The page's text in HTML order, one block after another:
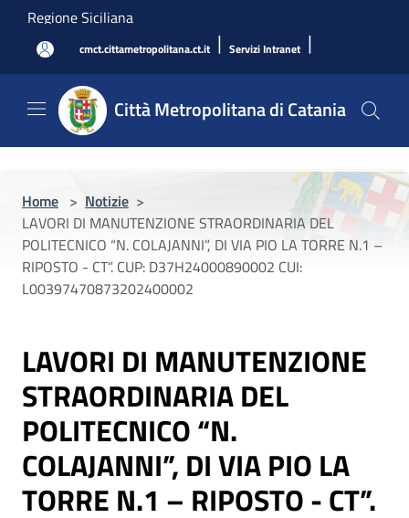
Salta al contenuto principale
Regione Siciliana
cmct.cittametropolitana.ct.it | Servizi Intranet |
Città Metropolitana di Catania
Home > Notizie >
LAVORI DI MANUTENZIONE STRAORDINARIA DEL
POLITECNICO “N. COLAJANNI”, DI VIA PIO LA TORRE N.1 –
RIPOSTO - CT”. CUP: D37H24000890002 CUI:
L00397470873202400002
LAVORI DI MANUTENZIONE
STRAORDINARIA DEL
POLITECNICO “N.
COLAJANNI”, DI VIA PIO LA
TORRE N.1 – RIPOSTO - CT”.